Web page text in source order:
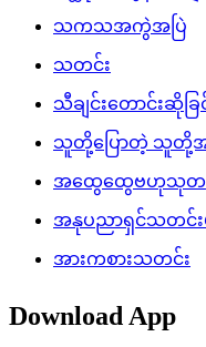
သကသအကွဲအပြဲ
သတင်း
သီချင်းတောင်းဆိုခြင်
သူတို့ပြောတဲ့ သူတို့အ
အထွေထွေဗဟုသုတ
အနုပညာရှင်သတင်းမ
အားကစားသတင်း
Download App